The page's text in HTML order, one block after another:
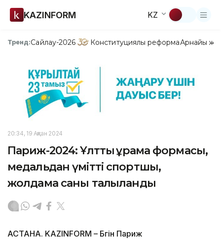
KAZINFORM KZ
Тренд:Сайлау-2026 Конституциялық реформаАрнайы
20:34, 19 Ақпан 2024
Париж-2024: Ұлттық құрама формасы,
медальдан үмітті спортшы,
жолдама саны талқыланды
АСТАНА. KAZINFORM – Бүгін Париж